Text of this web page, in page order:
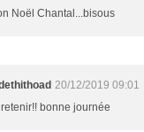
Noël Chantal...bisous
20/12/2019 09:01
bonne journée